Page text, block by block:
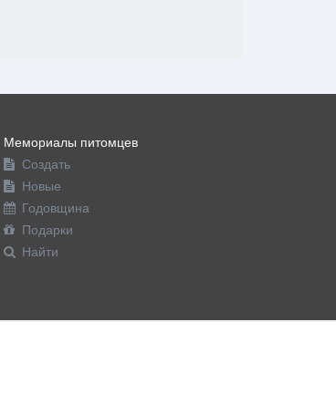
Мемориалы питомцев
Создать
Новые
Годовщина
Подарки
Найти